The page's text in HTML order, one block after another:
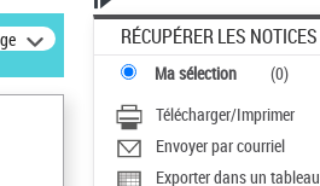
RÉCUPÉRER LES NOTICES
Ma sélection (0)
Télécharger/Imprimer
Envoyer par courriel
Exporter dans un tableau